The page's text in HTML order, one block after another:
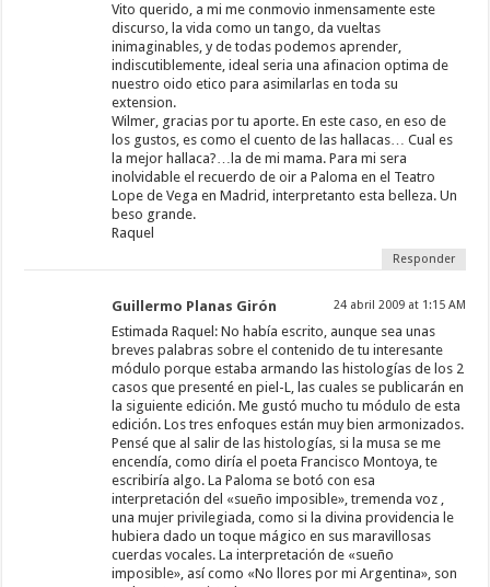
Vito querido, a mi me conmovio inmensamente este
discurso, la vida como un tango, da vueltas
inimaginables, y de todas podemos aprender,
indiscutiblemente, ideal seria una afinacion optima de
nuestro oido etico para asimilarlas en toda su
extension.
Wilmer, gracias por tu aporte. En este caso, en eso de
los gustos, es como el cuento de las hallacas… Cual es
la mejor hallaca?…la de mi mama. Para mi sera
inolvidable el recuerdo de oir a Paloma en el Teatro
Lope de Vega en Madrid, interpretanto esta belleza. Un
beso grande.
Raquel
Responder
Guillermo Planas Girón 24 abril 2009 at 1:15 AM
Estimada Raquel: No había escrito, aunque sea unas
breves palabras sobre el contenido de tu interesante
módulo porque estaba armando las histologías de los 2
casos que presenté en piel-L, las cuales se publicarán en
la siguiente edición. Me gustó mucho tu módulo de esta
edición. Los tres enfoques están muy bien armonizados.
Pensé que al salir de las histologías, si la musa se me
encendía, como diría el poeta Francisco Montoya, te
escribiría algo. La Paloma se botó con esa
interpretación del «sueño imposible», tremenda voz ,
una mujer privilegiada, como si la divina providencia le
hubiera dado un toque mágico en sus maravillosas
cuerdas vocales. La interpretación de «sueño
imposible», así como «No llores por mi Argentina», son